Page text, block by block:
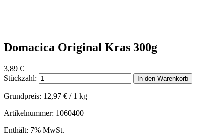
Domacica Original Kras 300g
3,89 €
Stückzahl:
In den Warenkorb
Grundpreis: 12,97 € / 1 kg
Artikelnummer: 1060400
Enthält: 7% MwSt.